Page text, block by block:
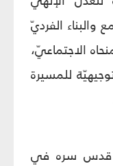
الفرديّ
الاجتماعيّ،
للمسيرة
قدس سره في